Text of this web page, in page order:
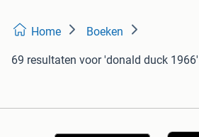
Home Boeken
69 resultaten voor 'donald duck 1966'